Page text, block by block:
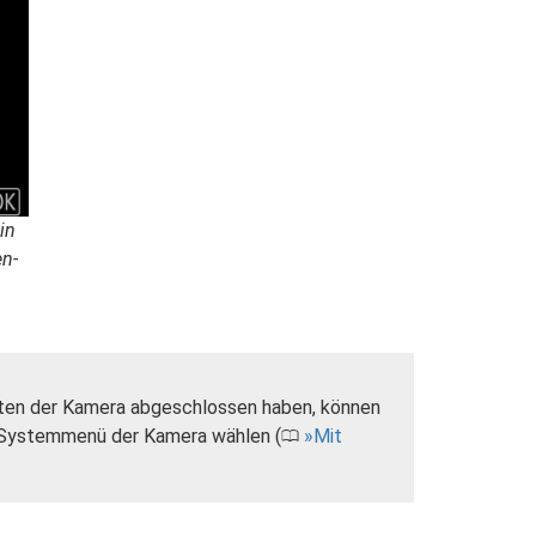
der Kamera abgeschlossen haben, können
der Kamera wählen (0 Mit